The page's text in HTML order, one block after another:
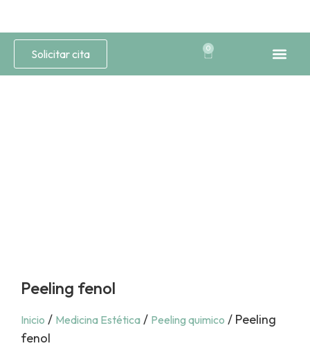
Solicitar cita 0
Peeling fenol
Inicio / Medicina Estética / Peeling quimico / Peeling
fenol